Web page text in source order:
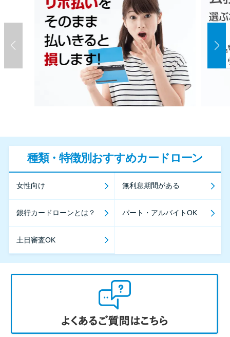
種類・特徴別おすすめカードローン
女性向け 無利息期間がある
銀行カードローンとは？ パート・アルバイトOK
土日審査OK